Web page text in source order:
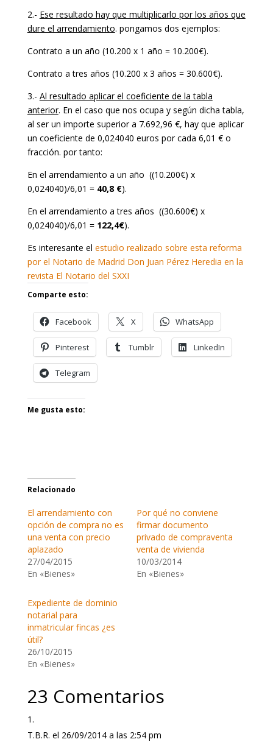
2.- Ese resultado hay que multiplicarlo por los años que
dure el arrendamiento. pongamos dos ejemplos:
Contrato a un año (10.200 x 1 año = 10.200€).
Contrato a tres años (10.200 x 3 años = 30.600€).
3.- Al resultado aplicar el coeficiente de la tabla
anterior. En el caso que nos ocupa y según dicha tabla,
al ser un importe superior a 7.692,96 €, hay que aplicar
un coeficiente de 0,024040 euros por cada 6,01 € o
fracción. por tanto:
En el arrendamiento a un año ((10.200€) x
0,024040)/6,01 = 40,8 €).
En el arrendamiento a tres años ((30.600€) x
0,024040)/6,01 = 122,4€).
Es interesante el estudio realizado sobre esta reforma
por el Notario de Madrid Don Juan Pérez Heredia en la
revista El Notario del SXXI
Comparte esto:
Facebook X WhatsApp
Pinterest Tumblr LinkedIn
Telegram
Me gusta esto:
Relacionado
El arrendamiento con
opción de compra no es
una venta con precio
aplazado
27/04/2015
En «Bienes»
Por qué no conviene
firmar documento
privado de compraventa
venta de vivienda
10/03/2014
En «Bienes»
Expediente de dominio
notarial para
inmatricular fincas ¿es
útil?
26/10/2015
En «Bienes»
23 Comentarios
T.B.R. el 26/09/2014 a las 2:54 pm